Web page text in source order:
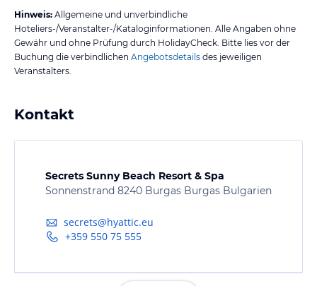
Hinweis: Allgemeine und unverbindliche
Hoteliers-/Veranstalter-/Kataloginformationen. Alle Angaben ohne
Gewähr und ohne Prüfung durch HolidayCheck. Bitte lies vor der
Buchung die verbindlichen Angebotsdetails des jeweiligen
Veranstalters.
Kontakt
Secrets Sunny Beach Resort & Spa
Sonnenstrand 8240 Burgas Burgas Bulgarien
secrets@hyattic.eu
+359 550 75 555